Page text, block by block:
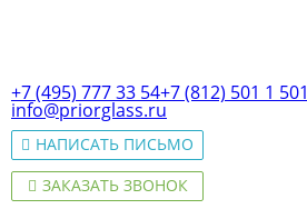
+7 (495) 777 33 54+7 (812) 501 1 501
info@priorglass.ru
НАПИСАТЬ ПИСЬМО
ЗАКАЗАТЬ ЗВОНОК